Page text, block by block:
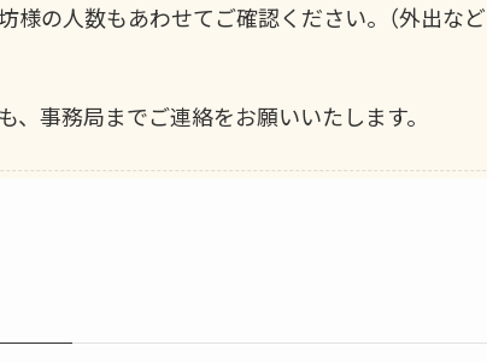
様の人数もあわせてご確認ください。（外出な
事務局までご連絡をお願いいたします。